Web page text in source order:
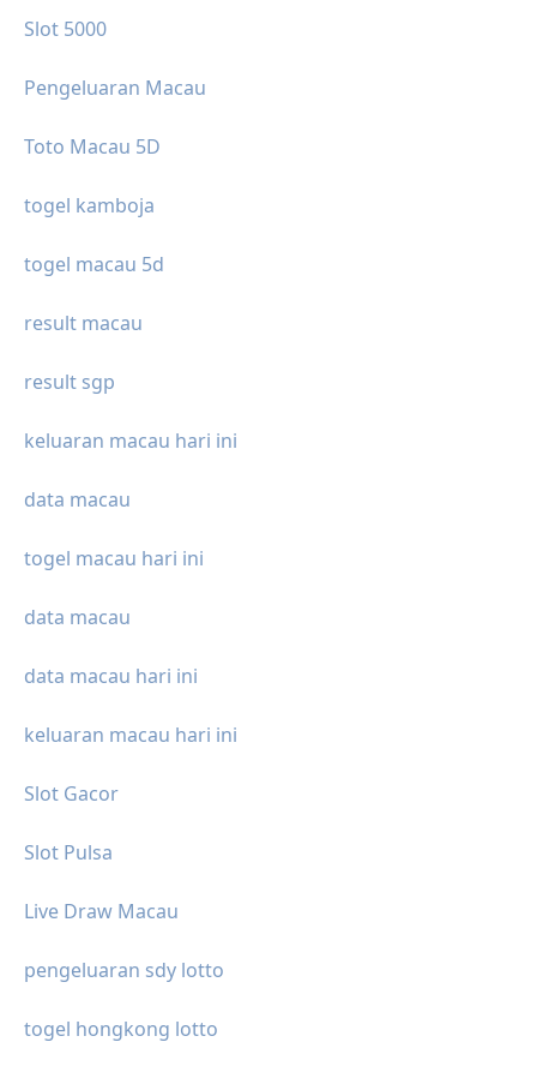
Slot 5000
Pengeluaran Macau
Toto Macau 5D
togel kamboja
togel macau 5d
result macau
result sgp
keluaran macau hari ini
data macau
togel macau hari ini
data macau
data macau hari ini
keluaran macau hari ini
Slot Gacor
Slot Pulsa
Live Draw Macau
pengeluaran sdy lotto
togel hongkong lotto